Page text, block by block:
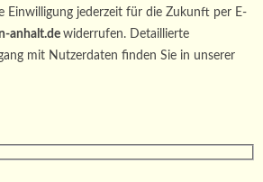
Einwilligung jederzeit für die Zukunft per E-
anhalt.de widerrufen. Detaillierte
mit Nutzerdaten finden Sie in unserer